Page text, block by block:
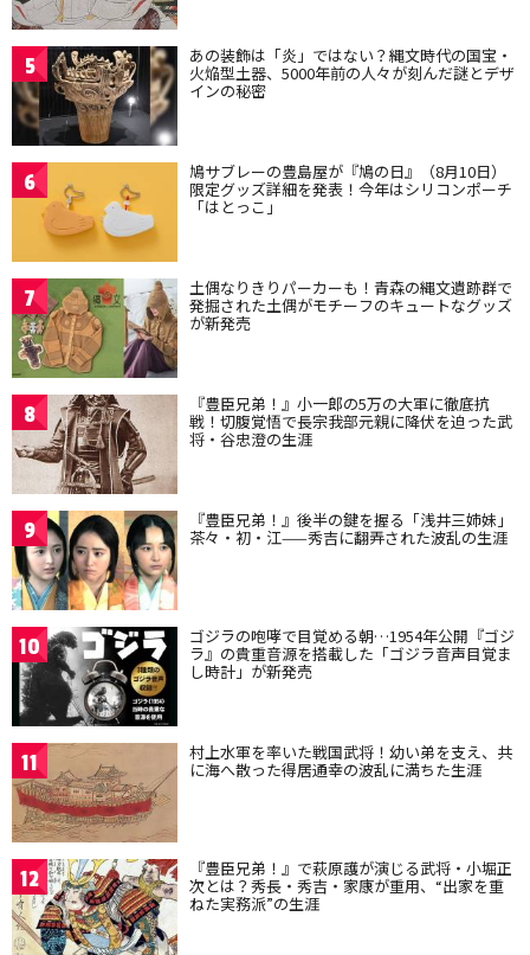
5 あの装飾は「炎」ではない？縄文時代の国宝・
火焔型土器、5000年前の人々が刻んだ謎とデザ
インの秘密
6 鳩サブレーの豊島屋が『鳩の日』（8月10日）
限定グッズ詳細を発表！今年はシリコンポーチ
「はとっこ」
7 土偶なりきりパーカーも！青森の縄文遺跡群で
発掘された土偶がモチーフのキュートなグッズ
が新発売
8 『豊臣兄弟！』小一郎の5万の大軍に徹底抗
戦！切腹覚悟で長宗我部元親に降伏を迫った武
将・谷忠澄の生涯
9 『豊臣兄弟！』後半の鍵を握る「浅井三姉妹」
茶々・初・江——秀吉に翻弄された波乱の生涯
10 ゴジラの咆哮で目覚める朝…1954年公開『ゴジ
ラ』の貴重音源を搭載した「ゴジラ音声目覚ま
し時計」が新発売
11 村上水軍を率いた戦国武将！幼い弟を支え、共
に海へ散った得居通幸の波乱に満ちた生涯
12 『豊臣兄弟！』で萩原護が演じる武将・小堀正
次とは？秀長・秀吉・家康が重用、“出家を重
ねた実務派”の生涯